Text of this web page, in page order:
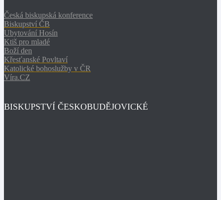
Česká biskupská konference
Biskupství ČB
Ubytování Hosín
Ktiš pro mladé
Boží den
Křesťanské Povltaví
Katolické bohoslužby v ČR
Víra.CZ
BISKUPSTVÍ ČESKOBUDĚJOVICKÉ